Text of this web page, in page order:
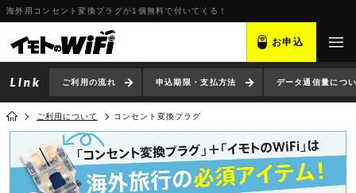
海外用コンセント変換プラグが1個無料で付いてくる！
お申込
ご利用の流れ 申込期限・支払方法 データ通信量につ
ご利用について コンセント変換プラグ